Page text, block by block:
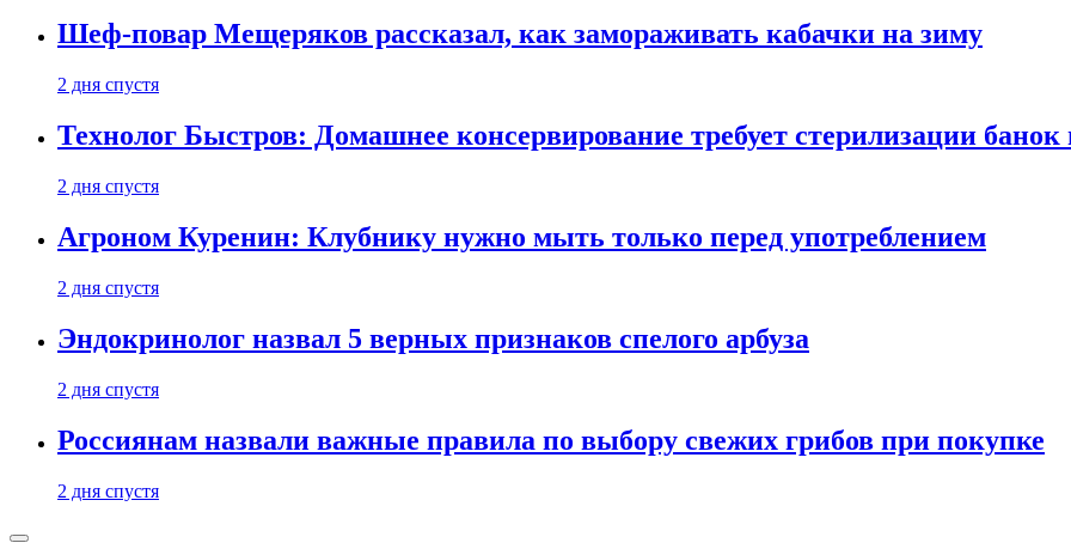
Шеф-повар Мещеряков рассказал, как замораживать кабачки на зиму
2 дня спустя
Технолог Быстров: Домашнее консервирование требует стерилизации банок
2 дня спустя
Агроном Куренин: Клубнику нужно мыть только перед употреблением
2 дня спустя
Эндокринолог назвал 5 верных признаков спелого арбуза
2 дня спустя
Россиянам назвали важные правила по выбору свежих грибов при покупке
2 дня спустя